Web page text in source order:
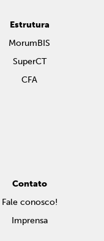
Estrutura
MorumBIS
SuperCT
CFA
Contato
Fale conosco!
Imprensa